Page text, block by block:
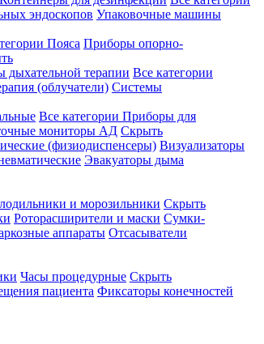
эндоскопов Упаковочные машины
Пояса Приборы опорно-
дыхательной терапии Все категории
(облучатели) Системы
Все категории Приборы для
мониторы АД Скрыть
(физиодиспенсеры) Визуализаторы
Эвакуаторы дыма
и морозильники Скрыть
Роторасширители и маски Сумки-
аппараты Отсасыватели
Часы процедурные Скрыть
пациента Фиксаторы конечностей